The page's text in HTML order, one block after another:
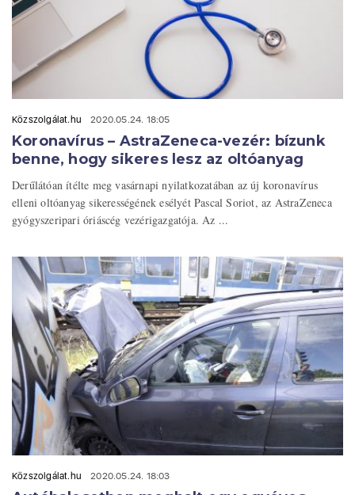
Közszolgálat.hu 2020.05.24. 18:05
Koronavírus – AstraZeneca-vezér: bízunk
benne, hogy sikeres lesz az oltóanyag
Derűlátóan ítélte meg vasárnapi nyilatkozatában az új koronavírus
elleni oltóanyag sikerességének esélyét Pascal Soriot, az AstraZeneca
gyógyszeripari óriáscég vezérigazgatója. Az ...
Közszolgálat.hu 2020.05.24. 18:03